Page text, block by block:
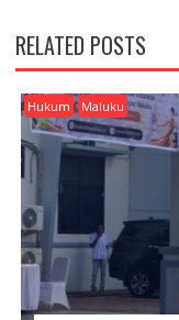
V
I
G
A
T
O
RELATED POSTS
Hukum Maluku